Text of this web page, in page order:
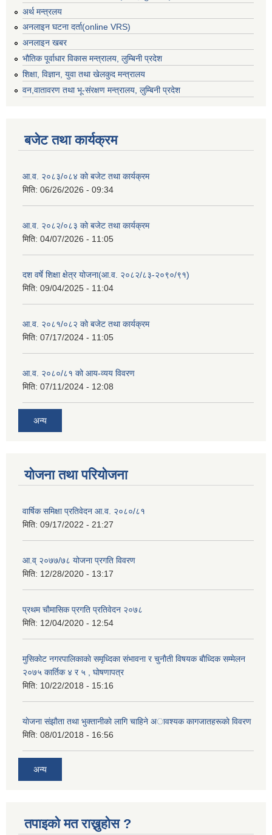
अर्थ मन्त्रलय
अनलाइन घटना दर्ता(online VRS)
अनलाइन खबर
भौतिक पूर्वाधार विकास मन्त्रालय, लुम्बिनी प्रदेश
शिक्षा, विज्ञान, युवा तथा खेलकुद मन्‍‍त्रालय
वन,वातावरण तथा भू-संरक्षण मन्त्रालय, लुम्बिनी प्रदेश
बजेट तथा कार्यक्रम
आ.व. २०८३/०८४ को बजेट तथा कार्यक्रम
मिति: 06/26/2026 - 09:34
आ.व. २०८२/०८३ को बजेट तथा कार्यक्रम
मिति: 04/07/2026 - 11:05
दश वर्षे शिक्षा क्षेत्र योजना(आ.व. २०८२/८३-२०९०/९१)
मिति: 09/04/2025 - 11:04
आ.व. २०८१/०८२ को बजेट तथा कार्यक्रम
मिति: 07/17/2024 - 11:05
आ.व. २०८०/८१ को आय-व्यय विवरण
मिति: 07/11/2024 - 12:08
अन्य
योजना तथा परियोजना
वार्षिक समिक्षा प्रतिवेदन आ.व. २०८०/८१
मिति: 09/17/2022 - 21:27
आ.व् २०७७/७८ योजना प्रगति विवरण
मिति: 12/28/2020 - 13:17
प्रथम चाैमासिक प्रगति प्रतिवेदन २०७८
मिति: 12/04/2020 - 12:54
मुसिकाेट नगरपालिकाकाे समृध्दिका संभावना र चुनाैती विषयक बाैध्दिक सम्मेलन
२०७५ कार्तिक ४ र ५ , घाेषणापत्र
मिति: 10/22/2018 - 15:16
याेजना संझाैता तथा भुक्तानीकाे लागि चाहिने अावश्यक कागजातहरूकाे विवरण
मिति: 08/01/2018 - 16:56
अन्य
तपाइको मत राख्नुहोस ?